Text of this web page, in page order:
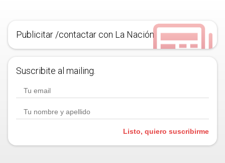
Publicitar /contactar con La Nación
Suscribite al mailing.
Listo, quiero suscribirme